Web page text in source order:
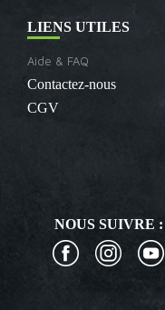
LIENS UTILES
Aide & FAQ
Contactez-nous
CGV
NOUS SUIVRE :